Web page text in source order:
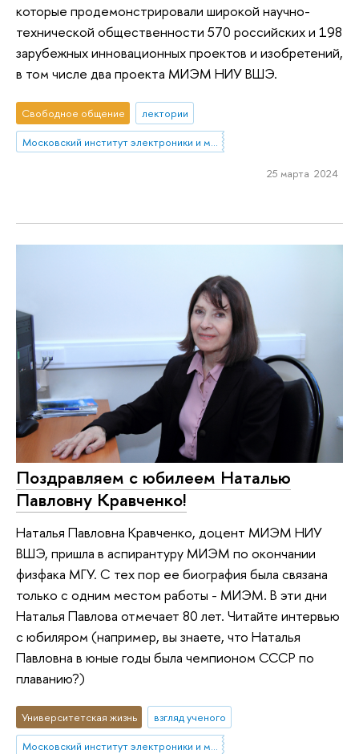
которые продемонстрировали широкой научно-
технической общественности 570 российских и 198
зарубежных инновационных проектов и изобретений,
в том числе два проекта МИЭМ НИУ ВШЭ.
Свободное общение
лектории
25 марта 2024
Поздравляем с юбилеем Наталью
Павловну Кравченко!
Наталья Павловна Кравченко, доцент МИЭМ НИУ
ВШЭ, пришла в аспирантуру МИЭМ по окончании
физфака МГУ. С тех пор ее биография была связана
только с одним местом работы - МИЭМ. В эти дни
Наталья Павлова отмечает 80 лет. Читайте интервью
с юбиляром (например, вы знаете, что Наталья
Павловна в юные годы была чемпионом СССР по
плаванию?)
Университетская жизнь
взгляд ученого
Московский институт электроники и математики им. А.Н. Тихонова